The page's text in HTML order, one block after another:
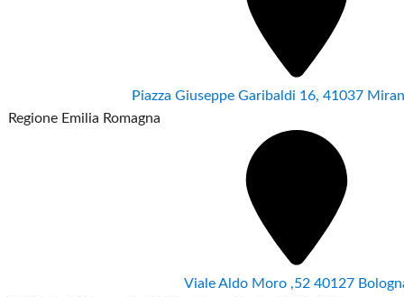
Piazza Giuseppe Garibaldi 16, 41037
Regione Emilia Romagna
Viale Aldo Moro ,52 40127